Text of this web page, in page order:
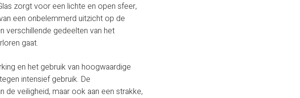
zorgt voor een lichte en open sfeer,
een onbelemmerd uitzicht op de
verschillende gedeelten van het
gaat.
en het gebruik van hoogwaardige
intensief gebruik. De
de veiligheid, maar ook aan een strakke,